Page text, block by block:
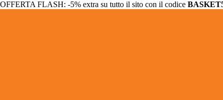
OFFERTA FLASH: -5% extra su tutto il sito con il codice